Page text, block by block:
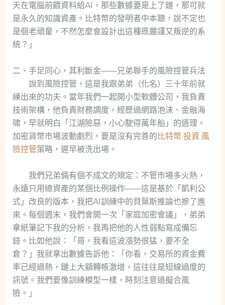
天在電腦前餵資料給AI，那些數據要是上了鏈，那可就
是永久的知識資產。比特幣的發明者中本聰，說不定也
是個老頑童，不然怎麼會設計出這種既嚴謹又叛逆的系
統？」
二、手足同心，其利斷金——兄弟聯手的風險控管兵法
說到風險控管，這是我跟弟弟（化名）三十年前就
練出來的功夫。當年我們一起開小型軟體公司，我負責
技術架構，他負責財務調度，經歷過網路泡沫、金融海
啸，早就明白「江湖險惡，小心駛得萬年船」的道理。
加密貨幣市場波動劇烈，要是沒有完善的比特幣 投資 風
險控管策略，遲早被洗出場。
我們兄弟倆有個不成文的規定：不管市場多火熱，
永遠只用總資產的某個比例操作——這是基於「凱利公
式」改良的版本，我把AI訓練中的貝葉斯推論也摻了進
來。每個週末，我們會開一次「家庭加密會議」，弟弟
拿紙筆記下我的分析，我再把他的人性弱點寫成備忘
錄。比如他說：「哥，我看這波漲勢很猛，要不全
倉？」我就拿出數據告訴他：「你看，交易所的資金費
率已經過熱，鏈上大額轉帳激增，這往往是短線過度的
訊號。我們要像訓練模型一樣，時刻注意過擬合風
險。」